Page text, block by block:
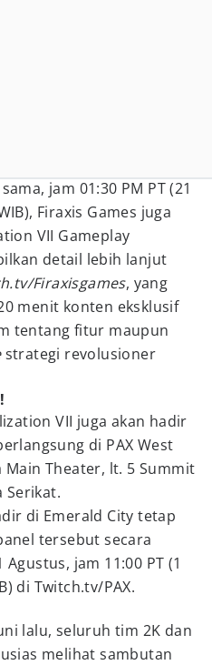
jam 01:30 PM PT (21
Firaxis Games juga
VII Gameplay
detail lebih lanjut
Firaxisgames, yang
menit konten eksklusif
tentang fitur maupun
strategi revolusioner
VII juga akan hadir
di PAX West
Theater, lt. 5 Summit
Serikat.
di Emerald City tetap
tersebut secara
jam 11:00 PT (1
di Twitch.tv/PAX.
lalu, seluruh tim 2K dan
melihat sambutan